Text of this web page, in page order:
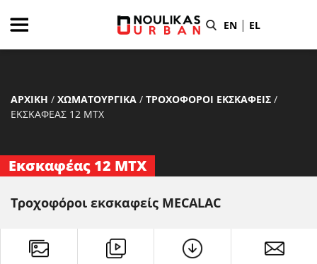
EN | EL
ΑΡΧΙΚΗ / ΧΩΜΑΤΟΥΡΓΙΚΑ / ΤΡΟΧΟΦΟΡΟΙ ΕΚΣΚΑΦΕΙΣ /
ΕΚΣΚΑΦΈΑΣ 12 MTX
Εκσκαφέας 12 MTX
Τροχοφόροι εκσκαφείς MECALAC